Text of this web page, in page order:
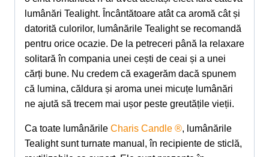
lumânări Tealight. Încântătoare atât ca aromă cât și
datorită culorilor, lumânările Tealight se recomandă
pentru orice ocazie. De la petreceri până la relaxare
solitară în compania unei cești de ceai și a unei
cărți bune. Nu credem că exagerăm dacă spunem
că lumina, căldura și aroma unei micuțe lumânări
ne ajută să trecem mai ușor peste greutățile vieții.
Ca toate lumânările Charis Candle ®, lumânările
Tealight sunt turnate manual, în recipiente de sticlă,